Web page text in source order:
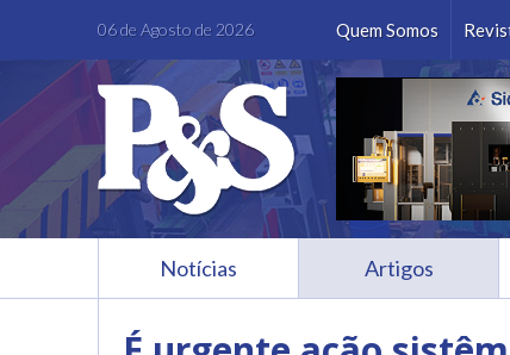
06 de Agosto de 2026 Quem Somos
FacebookInstagramLinkedIn
Notícias Artigos